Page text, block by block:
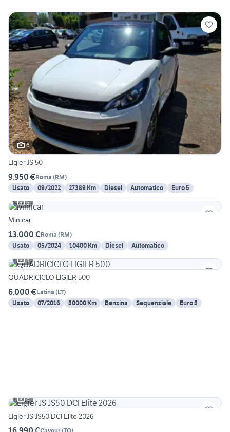
6
Ligier JS 50
9.950 €Roma (RM)
Usato
09/2022 27389 Km Diesel Automatico
Euro 5
5
Minicar
13.000 €Roma (RM)
Usato
05/2024 10400 Km Diesel
Automatico
4
QUADRICICLO LIGIER 500
6.000 €Latina (LT)
Usato
07/2016 50000 Km Benzina Sequenziale Euro 5
6
Ligier JS JS50 DCI Elite 2026